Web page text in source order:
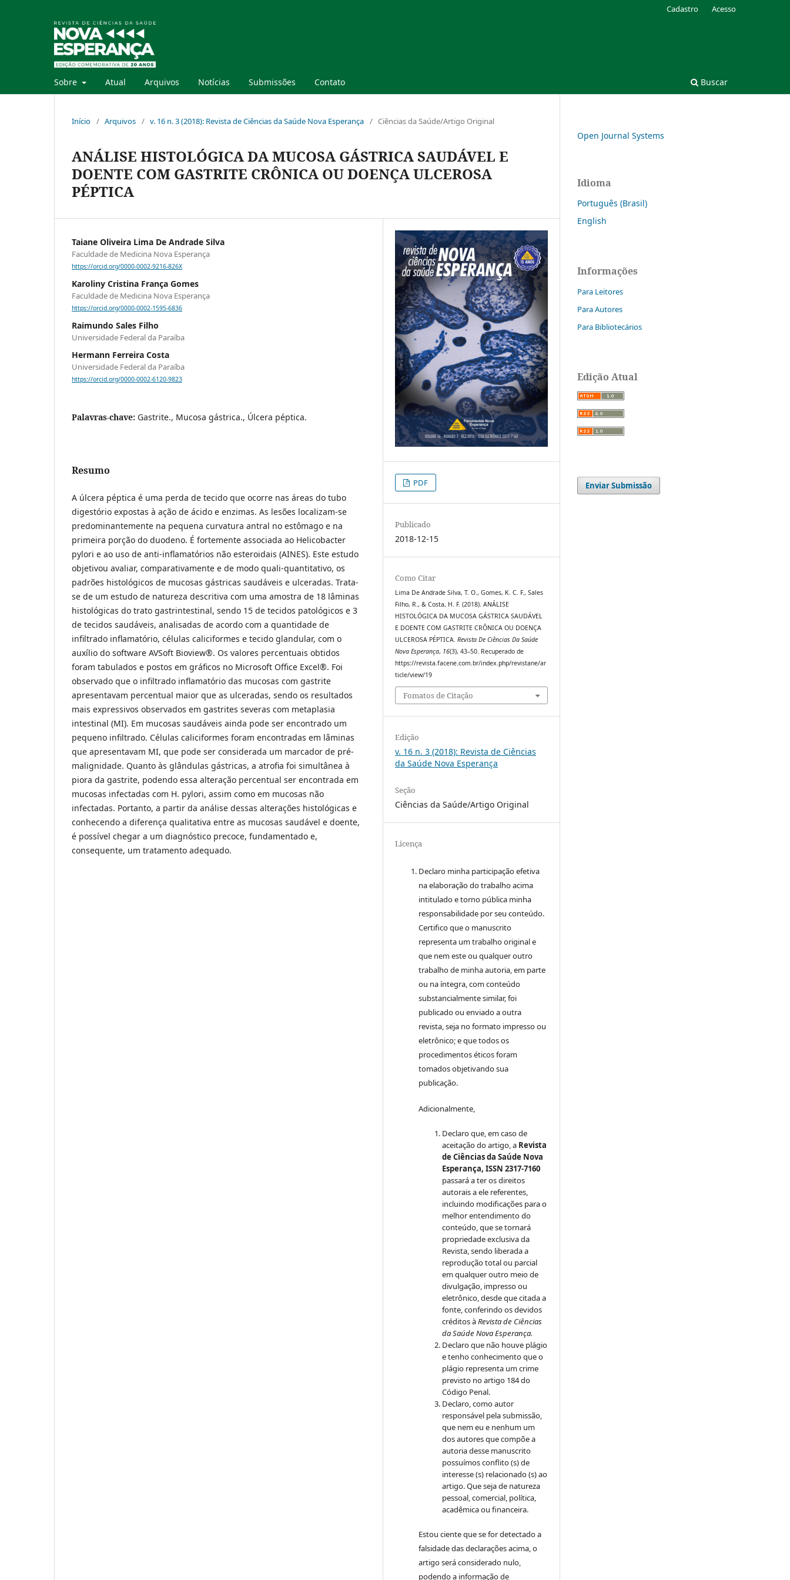
Sobre Atual Arquivos Notícias Submissões Contato Buscar
Cadastro Acesso
Início / Arquivos / v. 16 n. 3 (2018): Revista de Ciências da Saúde Nova Esperança / Ciências da Saúde/Artigo Original
ANÁLISE HISTOLÓGICA DA MUCOSA GÁSTRICA SAUDÁVEL E
DOENTE COM GASTRITE CRÔNICA OU DOENÇA ULCEROSA
PÉPTICA
Taiane Oliveira Lima De Andrade Silva
Faculdade de Medicina Nova Esperança
https://orcid.org/0000-0002-9216-826X
Karoliny Cristina França Gomes
Faculdade de Medicina Nova Esperança
https://orcid.org/0000-0002-1595-6836
Raimundo Sales Filho
Universidade Federal da Paraíba
Hermann Ferreira Costa
Universidade Federal da Paraíba
https://orcid.org/0000-0002-6120-9823
Palavras-chave: Gastrite., Mucosa gástrica., Úlcera péptica.
Resumo
A úlcera péptica é uma perda de tecido que ocorre nas áreas do tubo
digestório expostas à ação de ácido e enzimas. As lesões localizam-se
predominantemente na pequena curvatura antral no estômago e na
primeira porção do duodeno. É fortemente associada ao Helicobacter
pylori e ao uso de anti-inflamatórios não esteroidais (AINES). Este estudo
objetivou avaliar, comparativamente e de modo quali-quantitativo, os
padrões histológicos de mucosas gástricas saudáveis e ulceradas. Trata-
se de um estudo de natureza descritiva com uma amostra de 18 lâminas
histológicas do trato gastrintestinal, sendo 15 de tecidos patológicos e 3
de tecidos saudáveis, analisadas de acordo com a quantidade de
infiltrado inflamatório, células caliciformes e tecido glandular, com o
auxílio do software AVSoft Bioview®. Os valores percentuais obtidos
foram tabulados e postos em gráficos no Microsoft Office Excel®. Foi
observado que o infiltrado inflamatório das mucosas com gastrite
apresentavam percentual maior que as ulceradas, sendo os resultados
mais expressivos observados em gastrites severas com metaplasia
intestinal (MI). Em mucosas saudáveis ainda pode ser encontrado um
pequeno infiltrado. Células caliciformes foram encontradas em lâminas
que apresentavam MI, que pode ser considerada um marcador de pré-
malignidade. Quanto às glândulas gástricas, a atrofia foi simultânea à
piora da gastrite, podendo essa alteração percentual ser encontrada em
mucosas infectadas com H. pylori, assim como em mucosas não
infectadas. Portanto, a partir da análise dessas alterações histológicas e
conhecendo a diferença qualitativa entre as mucosas saudável e doente,
é possível chegar a um diagnóstico precoce, fundamentado e,
consequente, um tratamento adequado.
PDF
Publicado
2018-12-15
Como Citar
Lima De Andrade Silva, T. O., Gomes, K. C. F., Sales
Filho, R., & Costa, H. F. (2018). ANÁLISE
HISTOLÓGICA DA MUCOSA GÁSTRICA SAUDÁVEL
E DOENTE COM GASTRITE CRÔNICA OU DOENÇA
ULCEROSA PÉPTICA.Revista De Ciências Da Saúde
Nova Esperança, 16(3), 43–50. Recuperado de
https://revista.facene.com.br/index.php/revistane/ar
ticle/view/19
Fomatos de Citação
Edição
v. 16 n. 3 (2018): Revista de Ciências
da Saúde Nova Esperança
Seção
Ciências da Saúde/Artigo Original
Licença
Declaro minha participação efetiva
na elaboração do trabalho acima
intitulado e torno pública minha
responsabilidade por seu conteúdo.
Certifico que o manuscrito
representa um trabalho original e
que nem este ou qualquer outro
trabalho de minha autoria, em parte
ou na íntegra, com conteúdo
substancialmente similar, foi
publicado ou enviado a outra
revista, seja no formato impresso ou
eletrônico; e que todos os
procedimentos éticos foram
tomados objetivando sua
publicação.
Adicionalmente,
Declaro que, em caso de
aceitação do artigo, a Revista
de Ciências da Saúde Nova
Esperança, ISSN 2317-7160
passará a ter os direitos
autorais a ele referentes,
incluindo modificações para o
melhor entendimento do
conteúdo, que se tornará
propriedade exclusiva da
Revista, sendo liberada a
reprodução total ou parcial
em qualquer outro meio de
divulgação, impresso ou
eletrônico, desde que citada a
fonte, conferindo os devidos
créditos àRevista de Ciências
da Saúde Nova Esperança.
Declaro que não houve plágio
e tenho conhecimento que o
plágio representa um crime
previsto no artigo 184 do
Código Penal.
Declaro, como autor
responsável pela submissão,
que nem eu e nenhum um
dos autores que compõe a
autoria desse manuscrito
possuímos conflito (s) de
interesse (s) relacionado (s) ao
artigo. Que seja de natureza
pessoal, comercial, política,
acadêmica ou financeira.
Estou ciente que se for detectado a
falsidade das declarações acima, o
artigo será considerado nulo,
podendo a informação de
Open Journal Systems
Idioma
Português (Brasil)
English
Informações
Para Leitores
Para Autores
Para Bibliotecários
Edição Atual
Enviar Submissão